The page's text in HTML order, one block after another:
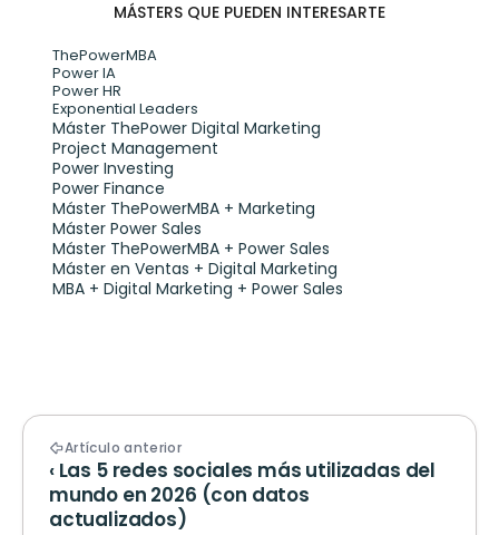
MÁSTERS QUE PUEDEN INTERESARTE
ThePowerMBA
Power IA
Power HR
Exponential Leaders
Máster ThePower Digital Marketing
Project Management
Power Investing
Power Finance
Máster ThePowerMBA + Marketing
Máster Power Sales
Máster ThePowerMBA + Power Sales
Máster en Ventas + Digital Marketing
MBA + Digital Marketing + Power Sales
Artículo anterior
‹ Las 5 redes sociales más utilizadas del
mundo en 2026 (con datos
actualizados)